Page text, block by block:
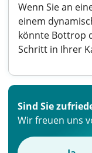
Wenn Sie an
einem
könnte Bottrop
Schritt in Ihrer
Sind Sie
Wir freuen uns